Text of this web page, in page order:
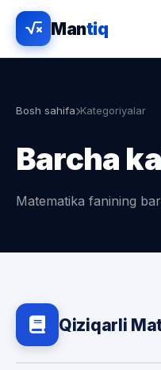
100%
YUKLANMOQDA
Mantiq
Bosh sahifa Kategoriyalar
Barcha
Matematika fanining
Qiziqarli